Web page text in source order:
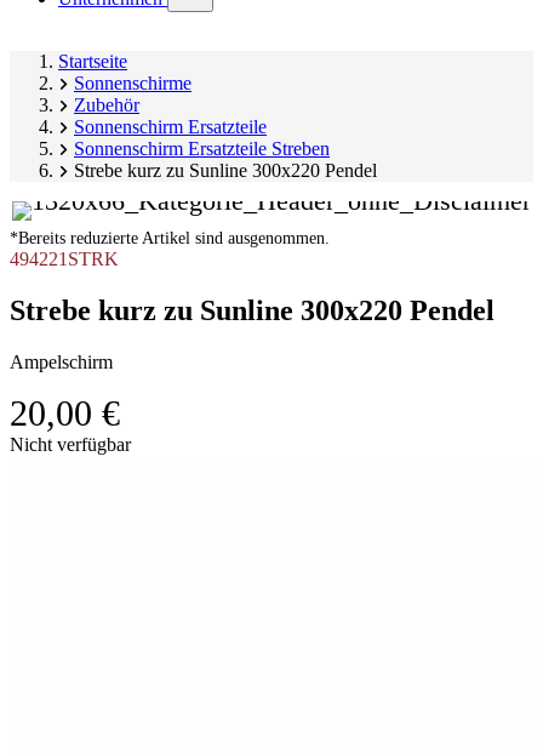
submenu)
Startseite
Sonnenschirme
Zubehör
Sonnenschirm Ersatzteile
Sonnenschirm Ersatzteile Streben
Strebe kurz zu Sunline 300x220 Pendel
*Bereits reduzierte Artikel sind ausgenommen.
494221STRK
Strebe kurz zu Sunline 300x220 Pendel
Ampelschirm
20,00 €
Produktgalerie
Nicht verfügbar